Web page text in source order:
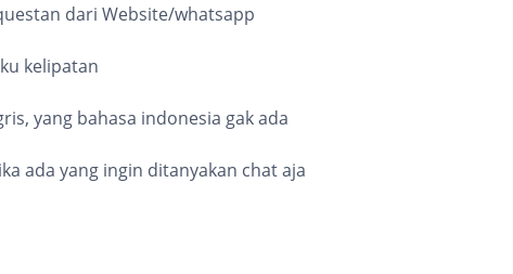
dari Website/whatsapp
kelipatan
yang bahasa indonesia gak ada
ada yang ingin ditanyakan chat aja